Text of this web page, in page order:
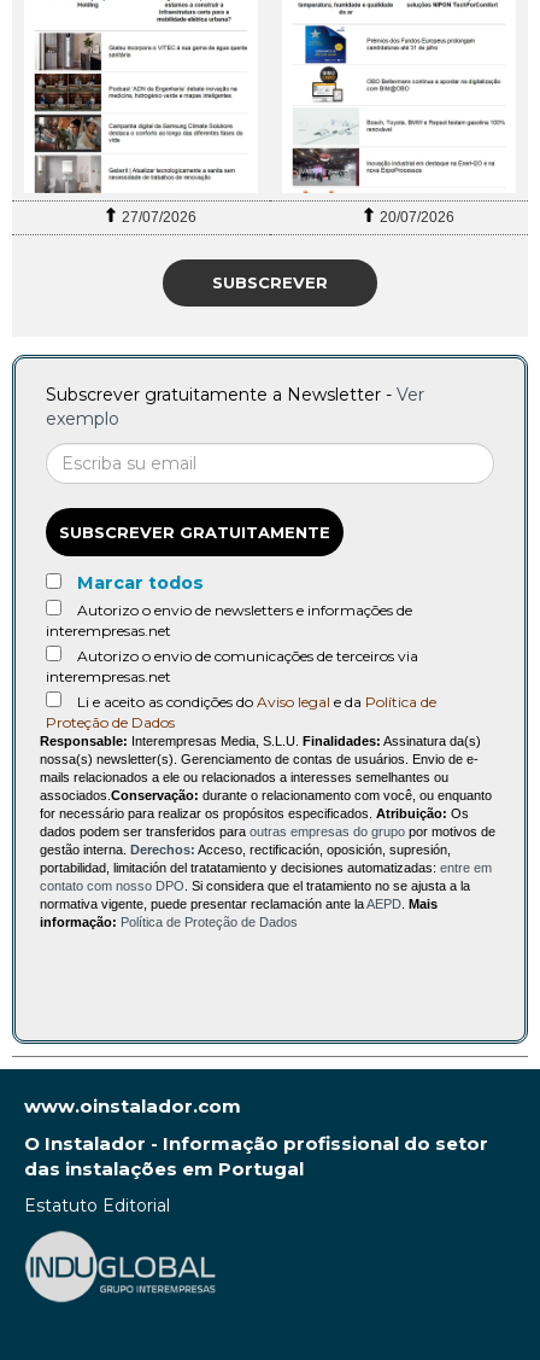
27/07/2026 20/07/2026
SUBSCREVER
Subscrever gratuitamente a Newsletter - Ver
exemplo
SUBSCREVER GRATUITAMENTE
Marcar todos
Autorizo o envio de newsletters e informações de
interempresas.net
Autorizo o envio de comunicações de terceiros via
interempresas.net
Li e aceito as condições do Aviso legal e da Política de
Proteção de Dados
Responsable: Interempresas Media, S.L.U. Finalidades: Assinatura da(s)
nossa(s) newsletter(s). Gerenciamento de contas de usuários. Envio de e-
mails relacionados a ele ou relacionados a interesses semelhantes ou
associados. Conservação: durante o relacionamento com você, ou enquanto
for necessário para realizar os propósitos especificados. Atribuição: Os
dados podem ser transferidos para outras empresas do grupo por motivos de
gestão interna. Derechos: Acceso, rectificación, oposición, supresión,
portabilidad, limitación del tratatamiento y decisiones automatizadas: entre em
contato com nosso DPO . Si considera que el tratamiento no se ajusta a la
normativa vigente, puede presentar reclamación ante laAEPD Mais
informação: Política de Proteção de Dados
www.oinstalador.com
O Instalador - Informação profissional do setor
das instalações em Portugal
Estatuto Editorial